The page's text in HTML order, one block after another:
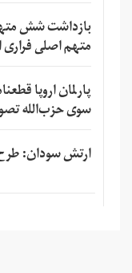
بازداشت شش
متهم اصلی
پارلمان اروپا
سوی حزب‌الله
ارتش سودان: